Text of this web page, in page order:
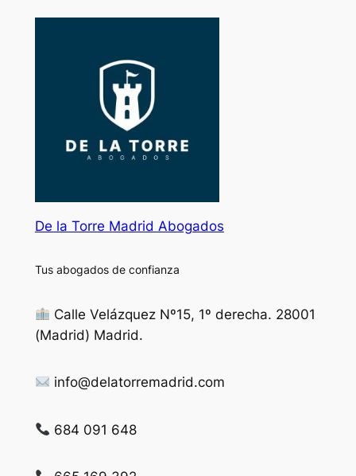
De la Torre Madrid Abogados
Tus abogados de confianza
Calle Velázquez Nº15, 1º derecha. 28001
(Madrid) Madrid.
info@delatorremadrid.com
684 091 648